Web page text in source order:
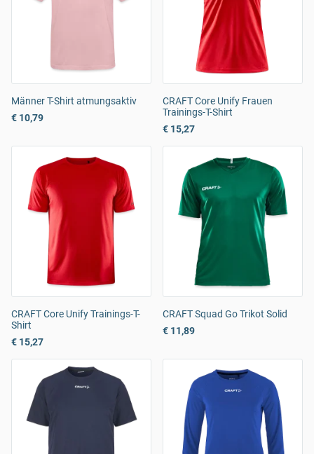
Männer T-Shirt atmungsaktiv
€ 10,79
CRAFT Core Unify Frauen
Trainings-T-Shirt
€ 15,27
CRAFT Core Unify Trainings-T-
Shirt
€ 15,27
CRAFT Squad Go Trikot Solid
€ 11,89